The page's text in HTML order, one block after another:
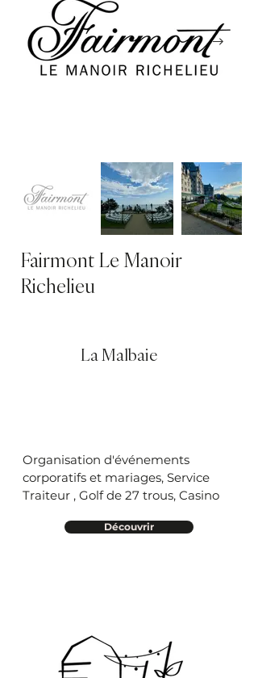
Fairmont Le Manoir
Richelieu
La Malbaie
Organisation d'événements
corporatifs et mariages, Service
Traiteur , Golf de 27 trous, Casino
Découvrir